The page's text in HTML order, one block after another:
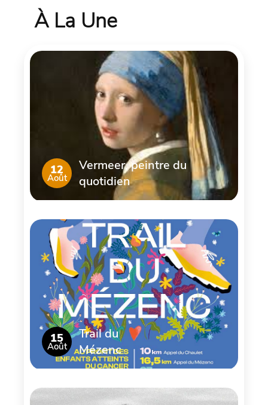
À La Une
12
Août
Vermeer, peintre du
quotidien
15
Août
Trail du
Mézenc